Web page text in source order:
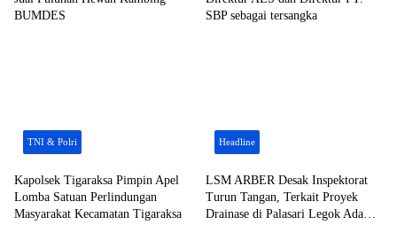
BUMDES
SBP sebagai tersangka
TNI & Polri
Kapolsek Tigaraksa Pimpin Apel
Lomba Satuan Perlindungan
Masyarakat Kecamatan Tigaraksa
Headline
LSM ARBER Desak Inspektorat
Turun Tangan, Terkait Proyek
Drainase di Palasari Legok Ada